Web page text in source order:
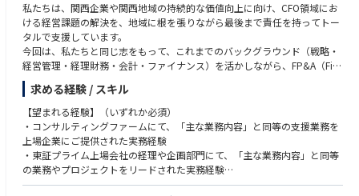
私たちは、関西企業や関西地域の持続的な価値向上に向け、CFO領域にお
ける経営課題の解決を、地域に根を張りながら最後まで責任を持ってトー
タルで支援しています。
今回は、私たちと同じ志をもって、これまでのバックグラウンド（戦略・
経営管理・経理財務・会計・ファイナンス）を活かしながら、FP&A（Fin
ancial Planning & Analysis）領域のコンサルティング業務を担っていただ
ける方を募集しています。
【主な業務内容】
■資本コスト経営推進支援／管理会計制度設計支援
・事業ポートフォリオ・KPIマネジメントの導入／高度化支援
・グループ投資管理方針・プロセスの精微化支援
求める経験 / スキル
【望まれる経験】（いずれか必須）
・コンサルティングファームにて、「主な業務内容」と同等の支援業務を
上場企業にご提供された実務経験
・東証プライム上場会社の経理や企画部門にて、「主な業務内容」と同等
の業務やプロジェクトをリードされた実務経験